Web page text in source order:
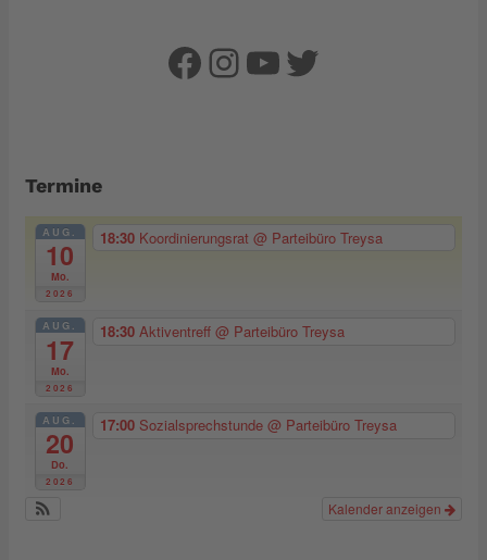
Facebook
Instagram
YouTube
Twitter
Termine
AUG.
10
Mo.
2026
18:30 Koordinierungsrat @ Parteibüro Treysa
AUG.
17
Mo.
2026
18:30 Aktiventreff @ Parteibüro Treysa
AUG.
20
Do.
2026
17:00 Sozialsprechstunde @ Parteibüro Treysa
Kalender anzeigen